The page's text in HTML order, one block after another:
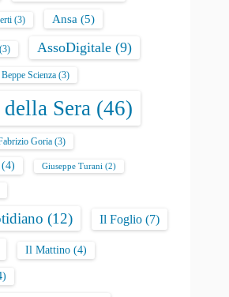
(3) Ansa (5)
(3) AssoDigitale (9)
Beppe Scienza (3)
Sera (46)
Goria (3)
(4) Giuseppe Turani (2)
(12) Il Foglio (7)
Il Mattino (4)